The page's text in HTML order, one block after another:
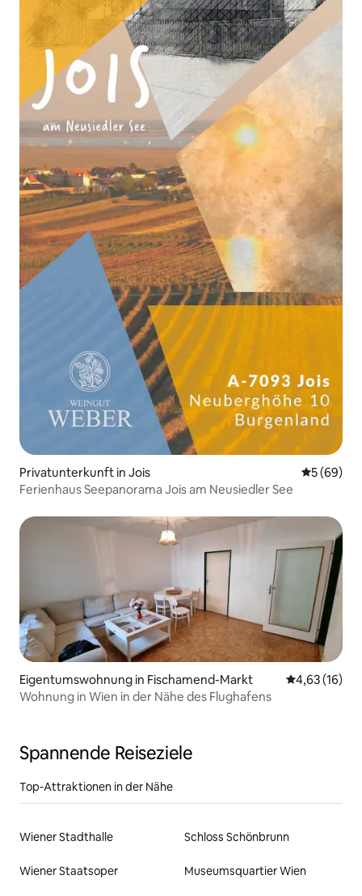
Privatunterkunft in Jois
5 (69)
Ferienhaus Seepanorama Jois am Neusiedler See
Eigentumswohnung in Fischamend-Markt
4,63 (16)
Wohnung in Wien in der Nähe des Flughafens
Spannende Reiseziele
Top-Attraktionen in der Nähe
Wiener Stadthalle Schloss Schönbrunn
Wiener Staatsoper Museumsquartier Wien